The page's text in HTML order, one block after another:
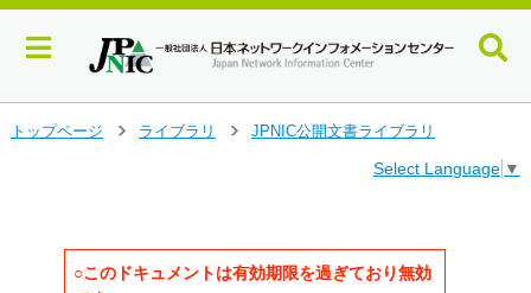
トップページ
ライブラリ
JPNIC公開文書ライブラリ
Select Language ▼
○このドキュメントは有効期限を過ぎており無効